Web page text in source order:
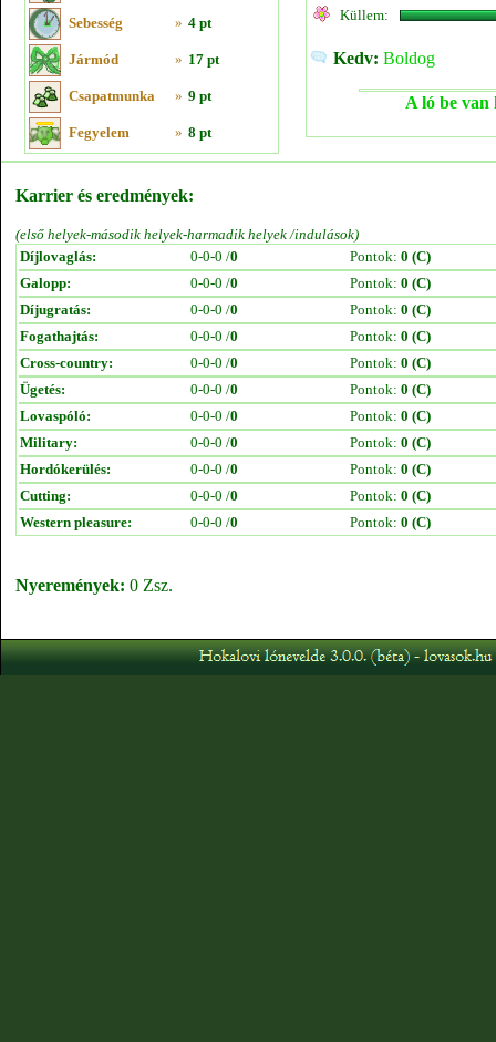
Sebesség » 4 pt
Jármód » 17 pt
Csapatmunka » 9 pt
Fegyelem » 8 pt
Küllem:
Kedv: Boldog
A ló be van
Karrier és eredmények:
(első helyek-második helyek-harmadik helyek /indulások)
Díjlovaglás:
0-0-0 /0 Pontok: 0 (C)
Galopp:
0-0-0 /0 Pontok: 0 (C)
Díjugratás:
0-0-0 /0 Pontok: 0 (C)
Fogathajtás:
0-0-0 /0 Pontok: 0 (C)
Cross-country:
0-0-0 /0 Pontok: 0 (C)
Ügetés:
0-0-0 /0 Pontok: 0 (C)
Lovaspóló:
0-0-0 /0 Pontok: 0 (C)
Military:
0-0-0 /0 Pontok: 0 (C)
Hordókerülés:
0-0-0 /0 Pontok: 0 (C)
Cutting:
0-0-0 /0 Pontok: 0 (C)
Western pleasure:
0-0-0 /0 Pontok: 0 (C)
Nyeremények: 0 Zsz.